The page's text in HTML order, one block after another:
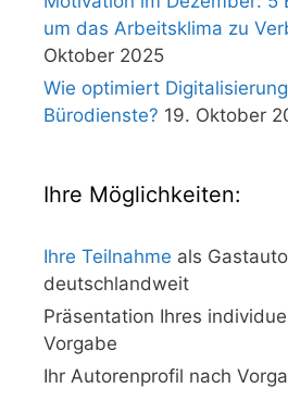
um das Arbeitsklima zu
Oktober 2025
Wie optimiert
Bürodienste? 19. Oktober
Ihre Möglichkeiten:
Ihre Teilnahme als
deutschlandweit
Präsentation Ihres
Vorgabe
Ihr Autorenprofil nach